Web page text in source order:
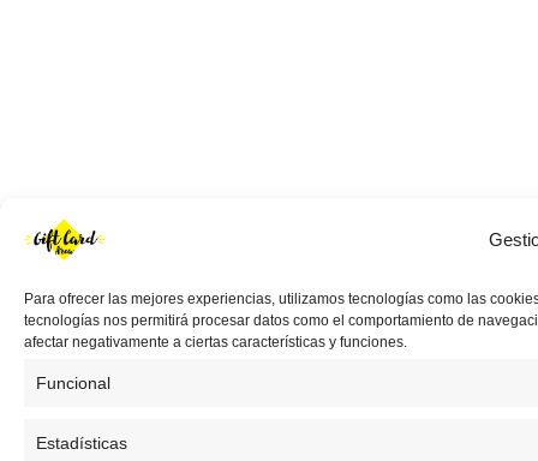
Para ofrecer las mejores experiencias, utilizamos tecnologías como las
tecnologías nos permitirá procesar datos como el comportamiento de
afectar negativamente a ciertas características y funciones.
Funcional
Estadísticas